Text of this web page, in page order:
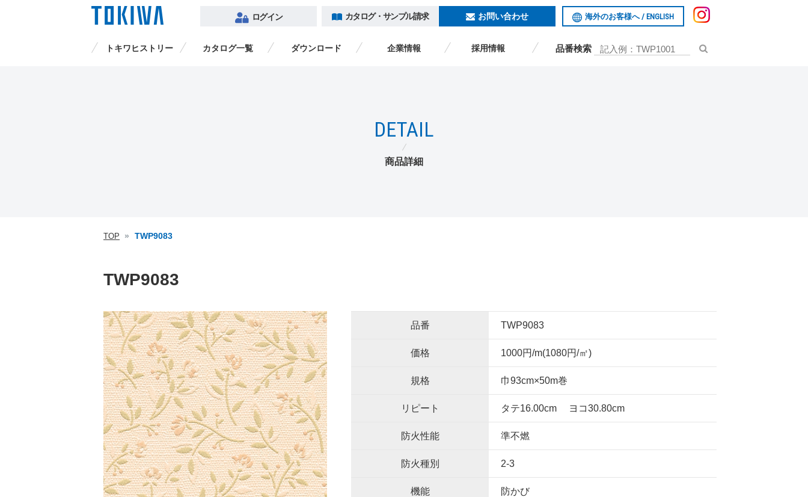
ログイン カタログ・サンプル請求 お問い合わせ 海外のお客様へ / ENGLISH
トキワヒストリー カタログ一覧 ダウンロード 企業情報 採用情報 品番検索
海外のお客様へ /
DETAIL
商品詳細
TOP TWP9083
TWP9083
品番 TWP9083
価格 1000円/m(1080円/㎡)
規格 巾93cm×50m巻
リピート タテ16.00cm ヨコ30.80cm
防火性能 準不燃
防火種別 2-3
機能 防かび